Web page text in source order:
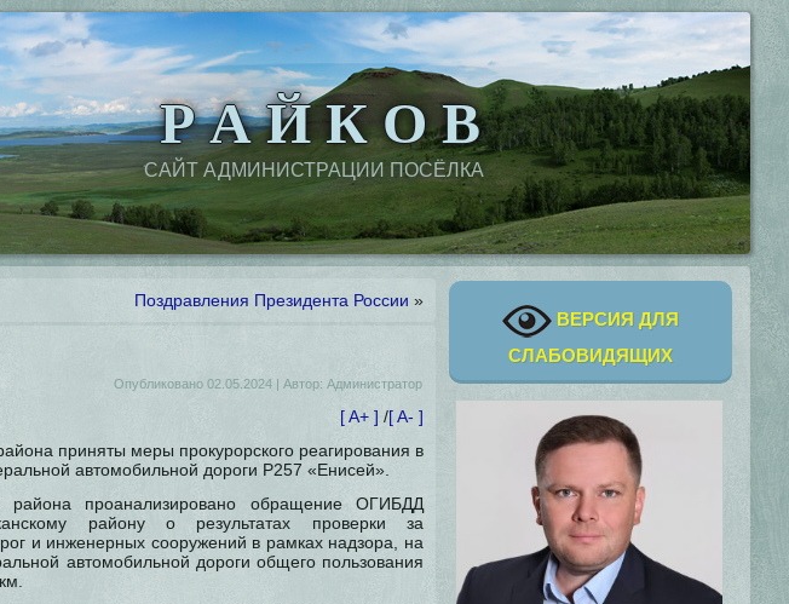
Р А Й К О В
САЙТ АДМИНИСТРАЦИИ ПОСЁЛКА
Поздравления Президента России »
Опубликовано 02.05.2024 | Автор: Администратор
[ A+ ] /[ A- ]
приняты меры прокурорского реагирования в
автомобильной дороги Р257 «Енисей».
района проанализировано обращение ОГИБДД
району о результатах проверки за
и инженерных сооружений в рамках надзора, на
автомобильной дороги общего пользования
ВЕРСИЯ ДЛЯ
СЛАБОВИДЯЩИХ